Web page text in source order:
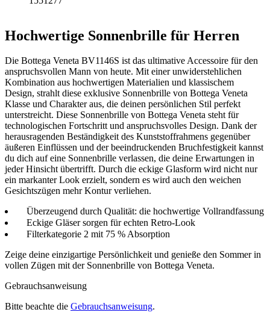
Hochwertige Sonnenbrille für Herren
Die Bottega Veneta BV1146S ist das ultimative Accessoire für den
anspruchsvollen Mann von heute. Mit einer unwiderstehlichen
Kombination aus hochwertigen Materialien und klassischem
Design, strahlt diese exklusive Sonnenbrille von Bottega Veneta
Klasse und Charakter aus, die deinen persönlichen Stil perfekt
unterstreicht. Diese Sonnenbrille von Bottega Veneta steht für
technologischen Fortschritt und anspruchsvolles Design. Dank der
herausragenden Beständigkeit des Kunststoffrahmens gegenüber
äußeren Einflüssen und der beeindruckenden Bruchfestigkeit kannst
du dich auf eine Sonnenbrille verlassen, die deine Erwartungen in
jeder Hinsicht übertrifft. Durch die eckige Glasform wird nicht nur
ein markanter Look erzielt, sondern es wird auch den weichen
Gesichtszügen mehr Kontur verliehen.
Überzeugend durch Qualität: die hochwertige Vollrandfassung
Eckige Gläser sorgen für echten Retro-Look
Filterkategorie 2 mit 75 % Absorption
Zeige deine einzigartige Persönlichkeit und genieße den Sommer in
vollen Zügen mit der Sonnenbrille von Bottega Veneta.
Gebrauchsanweisung
Bitte beachte die Gebrauchsanweisung.